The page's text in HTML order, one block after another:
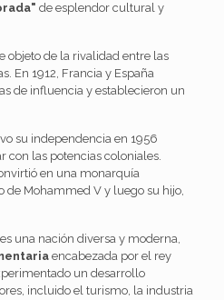
de esplendor cultural y
objeto de la rivalidad entre las
En 1912, Francia y España
de influencia y establecieron un
su independencia en 1956
con las potencias coloniales.
en una monarquía
de Mohammed V y luego su hijo,
una nación diversa y moderna,
encabezada por el rey
un desarrollo
incluido el turismo, la industria